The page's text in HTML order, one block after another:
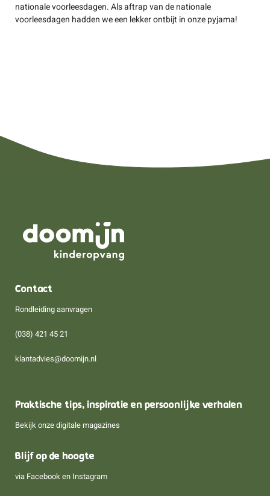
nationale voorleesdagen. Als aftrap van de nationale
voorleesdagen hadden we een lekker ontbijt in onze pyjama!
Contact
Rondleiding aanvragen
(038) 421 45 21
klantadvies@doomijn.nl
Praktische tips, inspiratie en persoonlijke verhalen
Bekijk onze digitale magazines
Blijf op de hoogte
via Facebook en Instagram